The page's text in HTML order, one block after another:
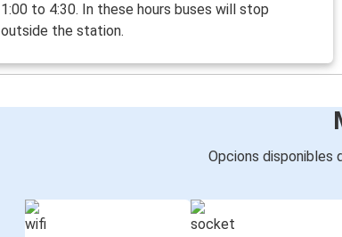
1:00 to 4:30. In these hours buses will stop
outside the station.
Opcions disponibles